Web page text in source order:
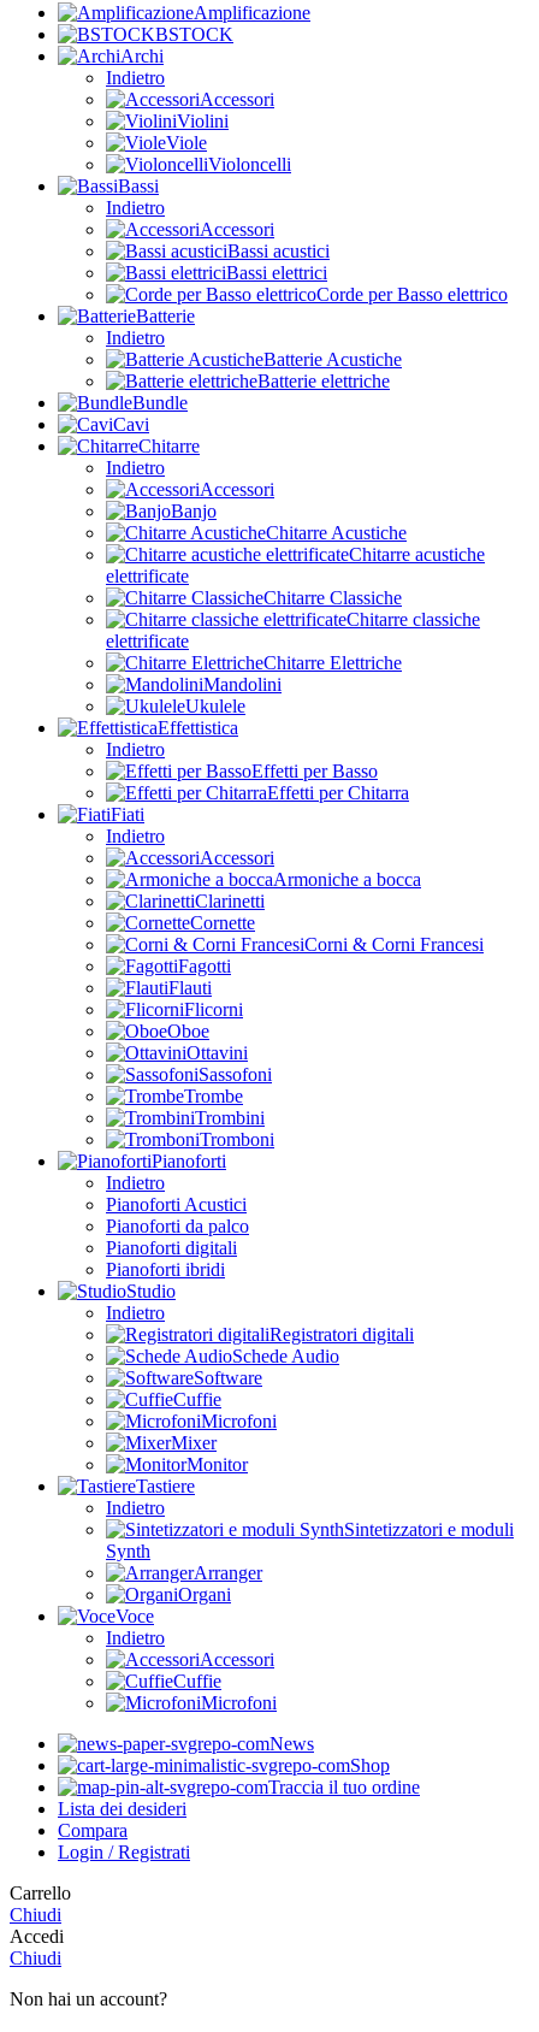
Amplificazione
BSTOCK
Archi
Indietro
Accessori
Violini
Viole
Violoncelli
Bassi
Indietro
Accessori
Bassi acustici
Bassi elettrici
Corde per Basso elettrico
Batterie
Indietro
Batterie Acustiche
Batterie elettriche
Bundle
Cavi
Chitarre
Indietro
Accessori
Banjo
Chitarre Acustiche
Chitarre acustiche
elettrificate
Chitarre Classiche
Chitarre classiche
elettrificate
Chitarre Elettriche
Mandolini
Ukulele
Effettistica
Indietro
Effetti per Basso
Effetti per Chitarra
Fiati
Indietro
Accessori
Armoniche a bocca
Clarinetti
Cornette
Corni & Corni Francesi
Fagotti
Flauti
Flicorni
Oboe
Ottavini
Sassofoni
Trombe
Trombini
Tromboni
Pianoforti
Indietro
Pianoforti Acustici
Pianoforti da palco
Pianoforti digitali
Pianoforti ibridi
Studio
Indietro
Registratori digitali
Schede Audio
Software
Cuffie
Microfoni
Mixer
Monitor
Tastiere
Indietro
Sintetizzatori e moduli
Synth
Arranger
Organi
Voce
Indietro
Accessori
Cuffie
Microfoni
News
Shop
Traccia il tuo ordine
Lista dei desideri
Compara
Login / Registrati
Carrello
Chiudi
Accedi
Chiudi
Non hai un account?